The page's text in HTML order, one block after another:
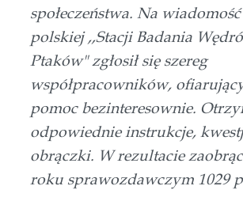
społeczeństwa. Na
polskiej ,,Stacji Badania
Ptaków" zgłosił się szereg
współpracowników,
pomoc bezinteresownie.
odpowiednie instrukcje,
obrączki. W rezultacie
roku sprawozdawczym 1029